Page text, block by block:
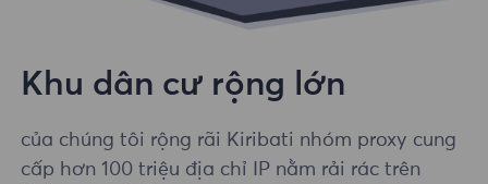
Khu dân cư rộng lớn
của chúng tôi rộng rãi Kiribati nhóm proxy cung
cấp hơn 100 triệu địa chỉ IP nằm rải rác trên